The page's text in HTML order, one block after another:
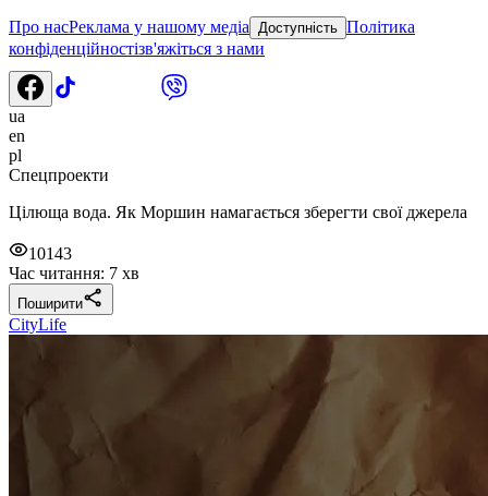
Про насРеклама у нашому медіа Доступність Політика
конфіденційностізв'яжіться з нами
ua
en
pl
Спецпроекти
Цілюща вода. Як Моршин намагається зберегти свої джерела
10143
Час читання: 7 хв
Поширити
CityLife